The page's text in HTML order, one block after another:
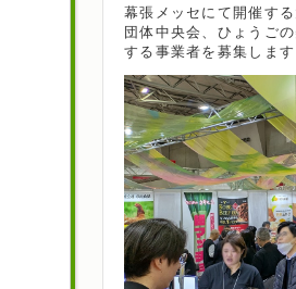
幕張メッセにて開催す
団体中央会、ひょうご
する事業者を募集しま